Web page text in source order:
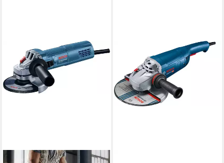
BOSCH PROFESSIONAL